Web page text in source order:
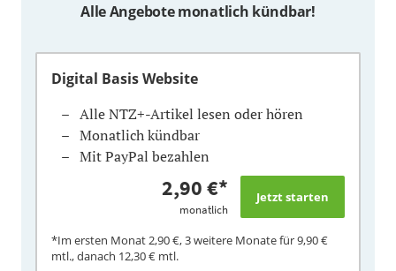
Alle Angebote monatlich kündbar!
Digital Basis Website
Alle NTZ+-Artikel lesen oder hören
Monatlich kündbar
Mit PayPal bezahlen
2,90 €*
monatlich
*Im ersten Monat2,90 €, 3 weitere Monate für9,90 €
mtl., danach 12,30 € mtl.